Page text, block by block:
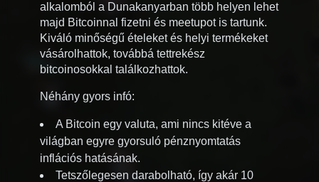
alkalomból a Dunakanyarban több helyen lehet
majd Bitcoinnal fizetni és meetupot is tartunk.
Kiváló minőségű ételeket és helyi termékeket
vásárolhattok, továbbá tettrekész
bitcoinosokkal találkozhattok.
Néhány gyors infó:
A Bitcoin egy valuta, ami nincs kitéve a
világban egyre gyorsuló pénznyomtatás
inflációs hatásának.
Tetszőlegesen darabolható, így akár 10